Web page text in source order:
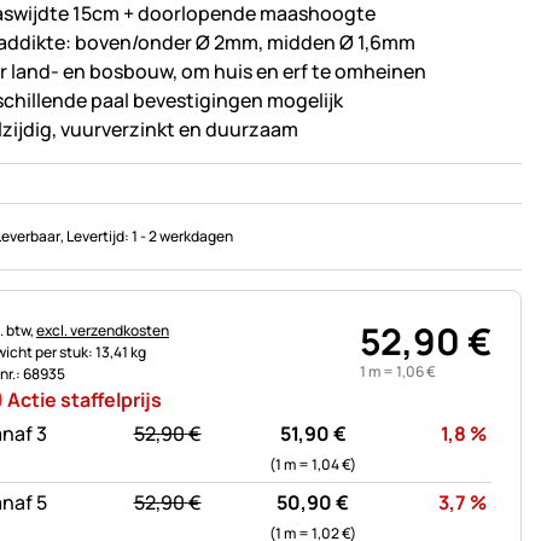
15cm + doorlopende maashoogte
boven/onder Ø 2mm, midden Ø 1,6mm
land- en bosbouw, om huis en erf te omheinen
paal bevestigingen mogelijk
vuurverzinkt en duurzaam
, Levertijd:1 - 2 werkdagen
btw,excl. verzendkosten
per stuk: 13,41 kg
68935
52,90€
1 m =1,06€
Actie staffelprijs
3
statt:
52,90€ 51,90€
(1 m =1,04€)
1,8 %
5 statt:
52,90€ 50,90€
(1 m =1,02€)
3,7 %